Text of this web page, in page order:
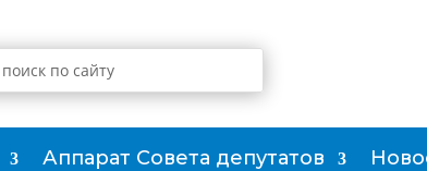
Аппарат Совета депутатов